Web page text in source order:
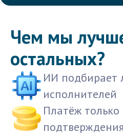
Чем мы
остальных?
ИИ подбирает
исполнителей
Платёж только
подтверждения